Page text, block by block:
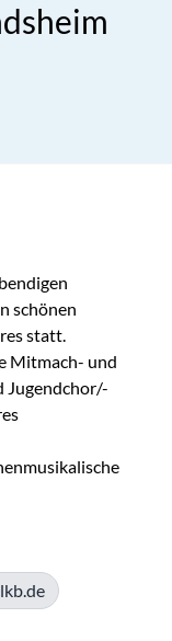
schönen
statt.
Mitmach- und
Jugendchor/-